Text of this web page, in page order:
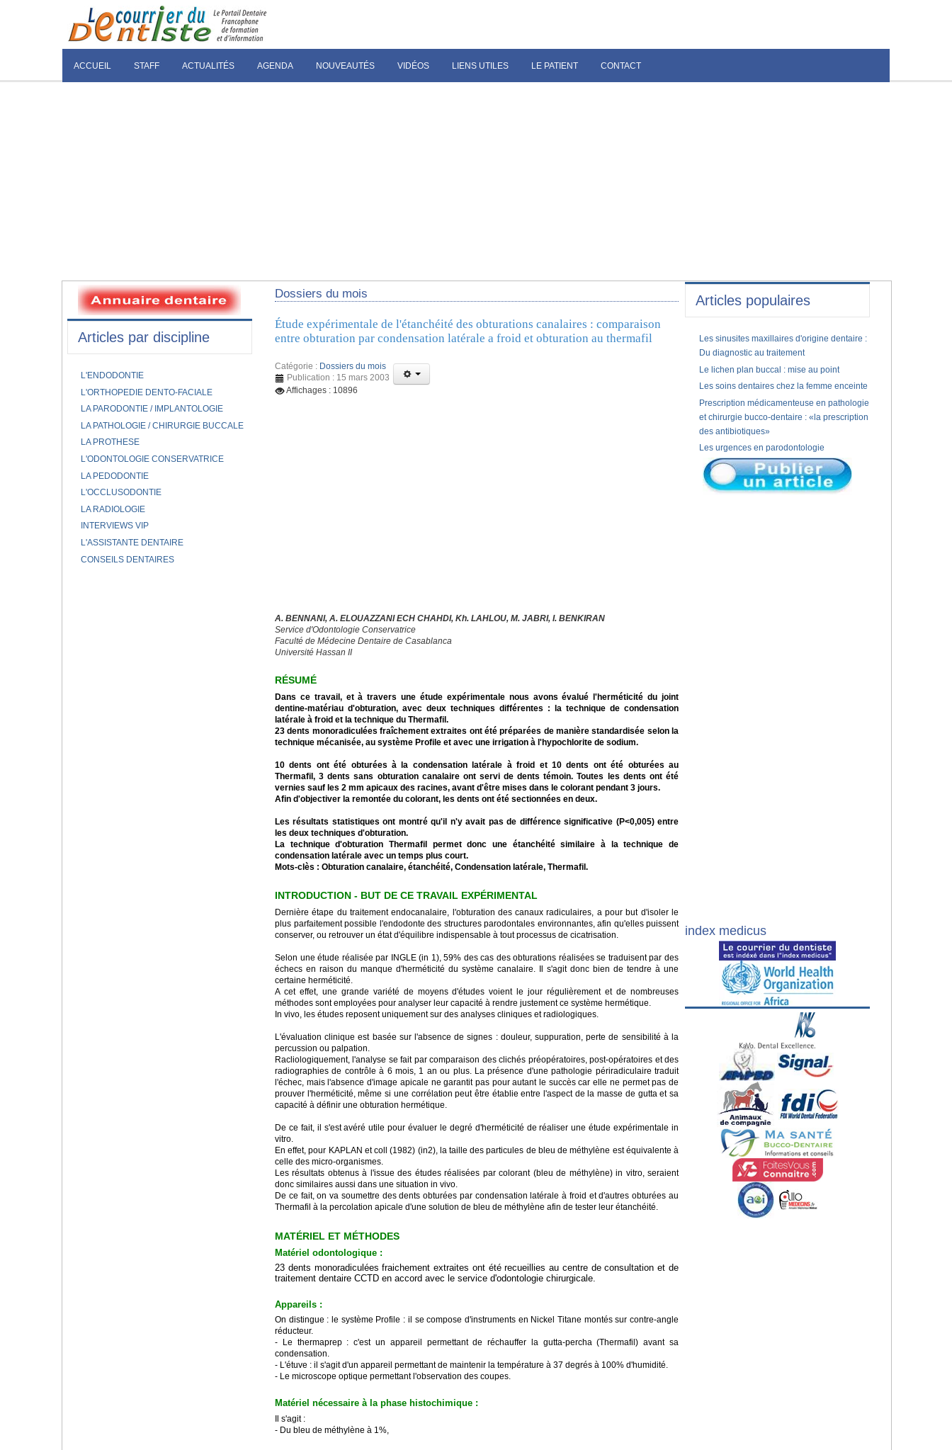
ACCUEIL STAFF ACTUALITÉS AGENDA NOUVEAUTÉS VIDÉOS LIENS UTILES LE PATIENT CONTACT
Dossiers du mois
Étude expérimentale de l'étanchéité des obturations canalaires : comparaison
entre obturation par condensation latérale a froid et obturation au thermafil
Catégorie : Dossiers du mois
Publication : 15 mars 2003
Affichages : 10896
A. BENNANI, A. ELOUAZZANI ECH CHAHDI, Kh. LAHLOU, M. JABRI, I. BENKIRAN
Service d'Odontologie Conservatrice
Faculté de Médecine Dentaire de Casablanca
Université Hassan II
RÉSUMÉ
Dans ce travail, et à travers une étude expérimentale nous avons évalué l'herméticité du joint
dentine-matériau d'obturation, avec deux techniques différentes : la technique de condensation
latérale à froid et la technique du Thermafil.
23 dents monoradiculées fraîchement extraites ont été préparées de manière standardisée selon la
technique mécanisée, au système Profile et avec une irrigation à l'hypochlorite de sodium.
10 dents ont été obturées à la condensation latérale à froid et 10 dents ont été obturées au
Thermafil, 3 dents sans obturation canalaire ont servi de dents témoin. Toutes les dents ont été
vernies sauf les 2 mm apicaux des racines, avant d'être mises dans le colorant pendant 3 jours.
Afin d'objectiver la remontée du colorant, les dents ont été sectionnées en deux.
Les résultats statistiques ont montré qu'il n'y avait pas de différence significative (P<0,005) entre
les deux techniques d'obturation.
La technique d'obturation Thermafil permet donc une étanchéité similaire à la technique de
condensation latérale avec un temps plus court.
Mots-clès : Obturation canalaire, étanchéité, Condensation latérale, Thermafil.
INTRODUCTION - BUT DE CE TRAVAIL EXPÉRIMENTAL
Dernière étape du traitement endocanalaire, l'obturation des canaux radiculaires, a pour but d'isoler le
plus parfaitement possible l'endodonte des structures parodontales environnantes, afin qu'elles puissent
conserver, ou retrouver un état d'équilibre indispensable à tout processus de cicatrisation.
Selon une étude réalisée par INGLE (in 1), 59% des cas des obturations réalisées se traduisent par des
échecs en raison du manque d'herméticité du système canalaire. Il s'agit donc bien de tendre à une
certaine herméticité.
A cet effet, une grande variété de moyens d'études voient le jour régulièrement et de nombreuses
méthodes sont employées pour analyser leur capacité à rendre justement ce système hermétique.
In vivo, les études reposent uniquement sur des analyses cliniques et radiologiques.
L'évaluation clinique est basée sur l'absence de signes : douleur, suppuration, perte de sensibilité à la
percussion ou palpation.
Racliologiquement, l'analyse se fait par comparaison des clichés préopératoires, post-opératoires et des
radiographies de contrôle à 6 mois, 1 an ou plus. La présence d'une pathologie périradiculaire traduit
l'échec, mais l'absence d'image apicale ne garantit pas pour autant le succès car elle ne permet pas de
prouver l'herméticité, même si une corrélation peut être établie entre l'aspect de la masse de gutta et sa
capacité à définir une obturation hermétique.
De ce fait, il s'est avéré utile pour évaluer le degré d'herméticité de réaliser une étude expérimentale in
vitro.
En effet, pour KAPLAN et coll (1982) (in2), la taille des particules de bleu de méthylène est équivalente à
celle des micro-organismes.
Les résultats obtenus à l'issue des études réalisées par colorant (bleu de méthylène) in vitro, seraient
donc similaires aussi dans une situation in vivo.
De ce fait, on va soumettre des dents obturées par condensation latérale à froid et d'autres obturées au
Thermafil à la percolation apicale d'une solution de bleu de méthylène afin de tester leur étanchéité.
MATÉRIEL ET MÉTHODES
Matériel odontologique :
23 dents monoradiculées fraichement extraites ont été recueillies au centre de consultation et de
traitement dentaire CCTD en accord avec le service d'odontologie chirurgicale.
Appareils :
On distingue : le système Profile : il se compose d'instruments en Nickel Titane montés sur contre-angle
réducteur.
- Le thermaprep : c'est un appareil permettant de réchauffer la gutta-percha (Thermafil) avant sa
condensation.
- L'étuve : il s'agit d'un appareil permettant de maintenir la température à 37 degrés à 100% d'humidité.
- Le microscope optique permettant l'observation des coupes.
Matériel nécessaire à la phase histochimique :
Il s'agit :
- Du bleu de méthylène à 1%,
Articles par discipline
L'ENDODONTIE
L'ORTHOPEDIE DENTO-FACIALE
LA PARODONTIE / IMPLANTOLOGIE
LA PATHOLOGIE / CHIRURGIE BUCCALE
LA PROTHESE
L'ODONTOLOGIE CONSERVATRICE
LA PEDODONTIE
L'OCCLUSODONTIE
LA RADIOLOGIE
INTERVIEWS VIP
L'ASSISTANTE DENTAIRE
CONSEILS DENTAIRES
Articles populaires
Les sinusites maxillaires d'origine dentaire :
Du diagnostic au traitement
Le lichen plan buccal : mise au point
Les soins dentaires chez la femme enceinte
Prescription médicamenteuse en pathologie
et chirurgie bucco-dentaire : «la prescription
des antibiotiques»
Les urgences en parodontologie
index medicus